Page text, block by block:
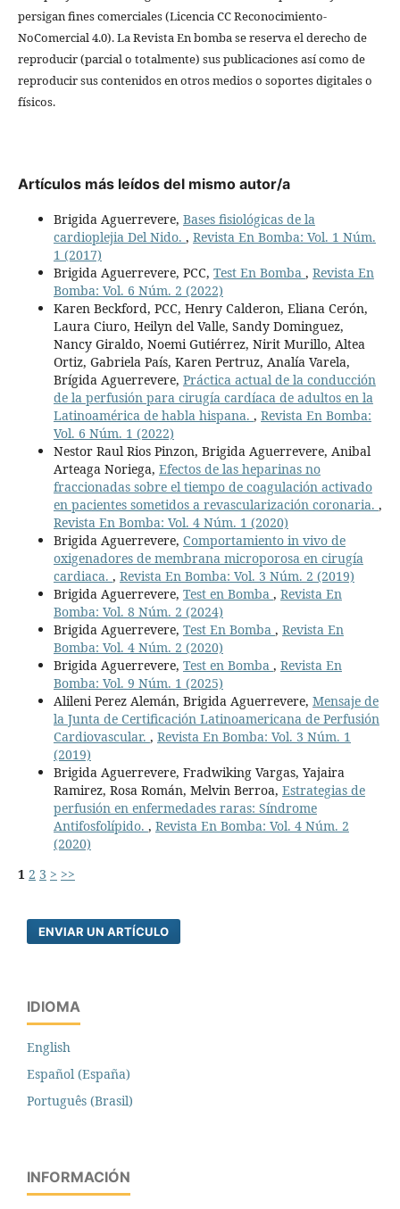
persigan fines comerciales (Licencia CC Reconocimiento-
NoComercial 4.0). La Revista En bomba se reserva el derecho de
reproducir (parcial o totalmente) sus publicaciones así como de
reproducir sus contenidos en otros medios o soportes digitales o
físicos.
Artículos más leídos del mismo autor/a
Brigida Aguerrevere, Bases fisiológicas de la
cardioplejia Del Nido. , Revista En Bomba: Vol. 1 Núm.
1 (2017)
Brigida Aguerrevere, PCC, Test En Bomba , Revista En
Bomba: Vol. 6 Núm. 2 (2022)
Karen Beckford, PCC, Henry Calderon, Eliana Cerón,
Laura Ciuro, Heilyn del Valle, Sandy Dominguez,
Nancy Giraldo, Noemi Gutiérrez, Nirit Murillo, Altea
Ortiz, Gabriela País, Karen Pertruz, Analía Varela,
Brígida Aguerrevere, Práctica actual de la conducción
de la perfusión para cirugía cardíaca de adultos en la
Latinoamérica de habla hispana. , Revista En Bomba:
Vol. 6 Núm. 1 (2022)
Nestor Raul Rios Pinzon, Brigida Aguerrevere, Anibal
Arteaga Noriega, Efectos de las heparinas no
fraccionadas sobre el tiempo de coagulación activado
en pacientes sometidos a revascularización coronaria. ,
Revista En Bomba: Vol. 4 Núm. 1 (2020)
Brigida Aguerrevere, Comportamiento in vivo de
oxigenadores de membrana microporosa en cirugía
cardiaca. , Revista En Bomba: Vol. 3 Núm. 2 (2019)
Brigida Aguerrevere, Test en Bomba , Revista En
Bomba: Vol. 8 Núm. 2 (2024)
Brigida Aguerrevere, Test En Bomba , Revista En
Bomba: Vol. 4 Núm. 2 (2020)
Brigida Aguerrevere, Test en Bomba , Revista En
Bomba: Vol. 9 Núm. 1 (2025)
Alileni Perez Alemán, Brigida Aguerrevere, Mensaje de
la Junta de Certificación Latinoamericana de Perfusión
Cardiovascular. , Revista En Bomba: Vol. 3 Núm. 1
(2019)
Brigida Aguerrevere, Fradwiking Vargas, Yajaira
Ramirez, Rosa Román, Melvin Berroa, Estrategias de
perfusión en enfermedades raras: Síndrome
Antifosfolípido. , Revista En Bomba: Vol. 4 Núm. 2
(2020)
1 2 3 > >>
ENVIAR UN ARTÍCULO
IDIOMA
English
Español (España)
Português (Brasil)
INFORMACIÓN